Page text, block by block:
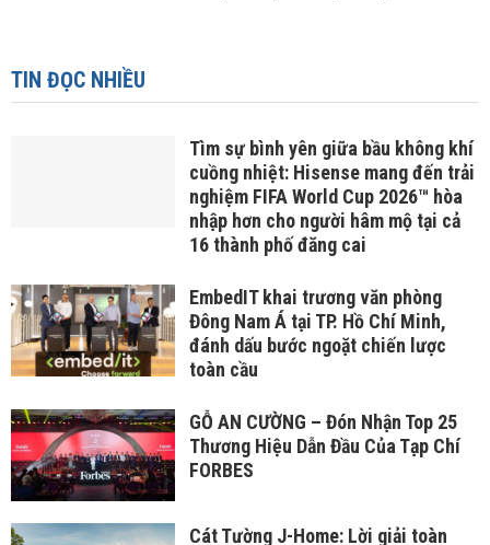
TIN ĐỌC NHIỀU
Tìm sự bình yên giữa bầu không khí
cuồng nhiệt: Hisense mang đến trải
nghiệm FIFA World Cup 2026™ hòa
nhập hơn cho người hâm mộ tại cả
16 thành phố đăng cai
EmbedIT khai trương văn phòng
Đông Nam Á tại TP. Hồ Chí Minh,
đánh dấu bước ngoặt chiến lược
toàn cầu
GỖ AN CƯỜNG – Đón Nhận Top 25
Thương Hiệu Dẫn Đầu Của Tạp Chí
FORBES
Cát Tường J-Home: Lời giải toàn